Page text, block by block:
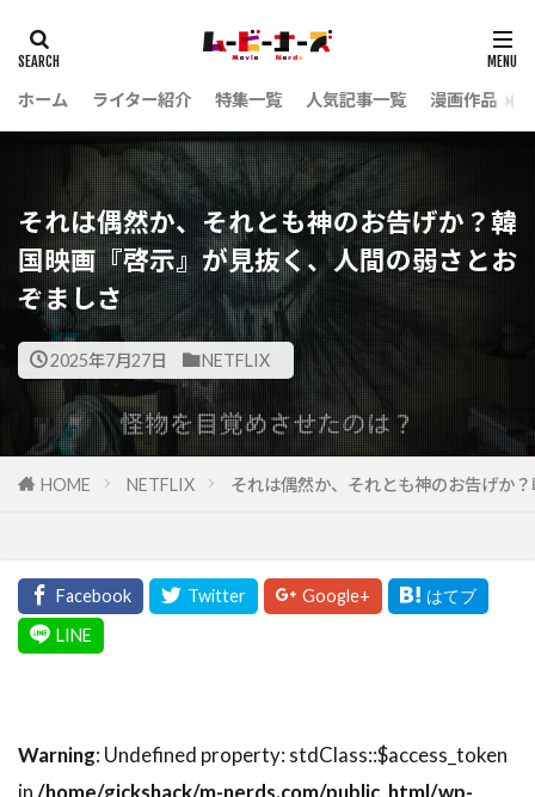
ホーム ライター紹介 特集一覧 人気記事一覧 漫画作品
それは偶然か、それとも神のお告げか？韓
国映画『啓示』が見抜く、人間の弱さとお
ぞましさ
2025年7月27日 NETFLIX
HOME NETFLIX それは偶然か、それとも神のお告げか
Warning: Undefined property: stdClass::$access_token
in/home/gickshack/m-nerds.com/public_html/wp-